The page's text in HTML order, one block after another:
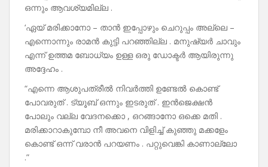
ഒന്നും ആവശ്യമില്ല .
‘ഏയ് മരിക്കാനോ – താൻ ഇപ്പോഴും ചെറുപ്പം അല്ലെ –
എന്നൊന്നും രാമൻ കുട്ടി പറഞ്ഞില്ല . മനുഷ്യർ ചാവും
എന്ന് ഉത്തമ ബോധ്യം ഉള്ള ഒരു ഡോക്ടർ ആയിരുന്നു
അദ്ദേഹം .
“എന്നെ ആശുപത്രീൽ നിവർത്തി ഉണ്ടേൽ കൊണ്ട്
പോവരുത് . ട്യൂബ് ഒന്നും ഇടരുത് . ഇൻജെക്ഷൻ
പോലും വല്ല വേദനക്കൊ , ഒറങ്ങാനോ ഒക്കെ മതി .
മരിക്കാറാകുമ്പോ നീ അവനെ വിളിച്ച് കുഞ്ഞു മക്കളേം
കൊണ്ട് ഒന്ന് വരാൻ പറയണം . പറ്റുവെങ്കി കാണാല്ലോ
.”